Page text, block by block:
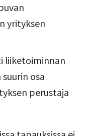
yrityksen
liiketoiminnan
osa
perustaja